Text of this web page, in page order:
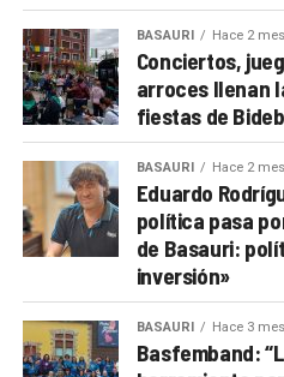
BASAURI Hace 2
Conciertos,
arroces llenan
fiestas de
BASAURI Hace 2
Eduardo
política pasa
de Basauri:
inversión»
BASAURI Hace 3
Basfemband: